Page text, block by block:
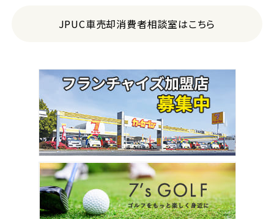
JPUC車売却消費者相談室はこちら